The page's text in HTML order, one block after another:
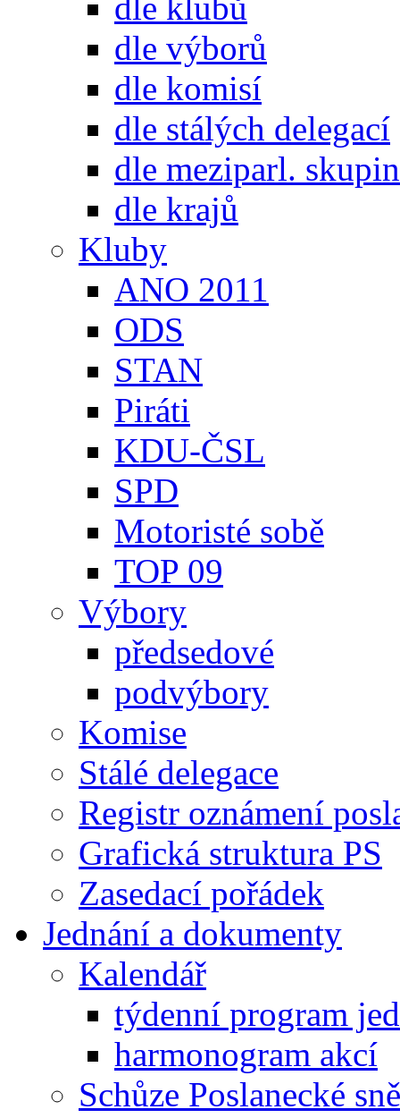
dle výborů
dle komisí
dle stálých delegací
dle meziparl. skupin
dle krajů
Kluby
ANO 2011
ODS
STAN
Piráti
KDU-ČSL
SPD
Motoristé sobě
TOP 09
Výbory
předsedové
podvýbory
Komise
Stálé delegace
Registr oznámení
Grafická struktura PS
Zasedací pořádek
Jednání a dokumenty
Kalendář
týdenní program
harmonogram akcí
Schůze Poslanecké